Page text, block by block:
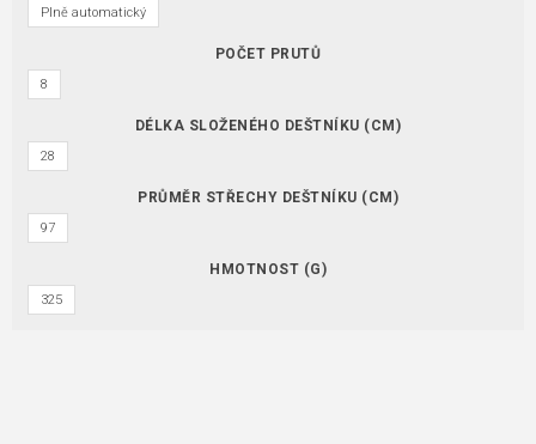
Plně automatický
POČET PRUTŮ
8
DÉLKA SLOŽENÉHO DEŠTNÍKU (CM)
28
PRŮMĚR STŘECHY DEŠTNÍKU (CM)
97
HMOTNOST (G)
325